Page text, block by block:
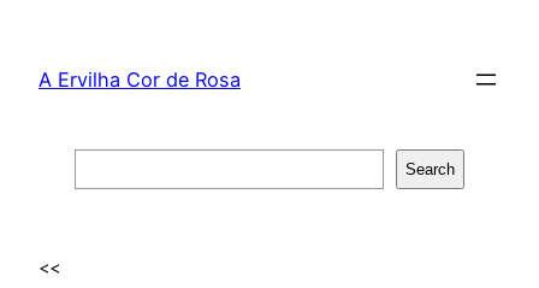
content
A Ervilha Cor de Rosa
Search
<<